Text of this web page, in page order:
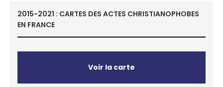
2015-2021 : CARTES DES ACTES CHRISTIANOPHOBES
EN FRANCE
Voir la carte